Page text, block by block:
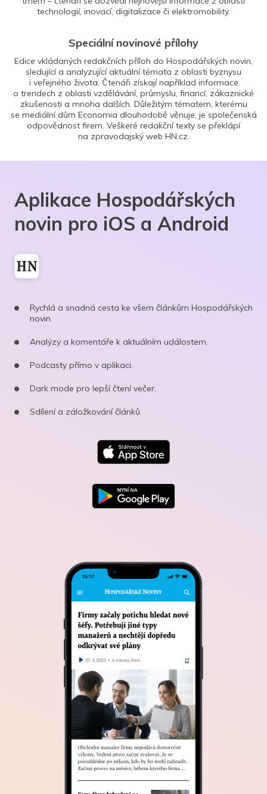
technologií, inovací, digitalizace či elektromobility.
Speciální novinové přílohy
Edice vkládaných redakčních příloh do Hospodářských novin,
sledující a analyzující aktuální témata z oblasti byznysu
i veřejného života. Čtenáři získají například informace
o trendech z oblasti vzdělávání, průmyslu, financí, zákaznické
zkušenosti a mnoha dalších. Důležitým tématem, kterému
se mediální dům Economia dlouhodobě věnuje, je společenská
odpovědnost firem. Veškeré redakční texty se překlápí
na zpravodajský web HN.cz.
Aplikace Hospodářských
novin pro iOS a Android
Rychlá a snadná cesta ke všem článkům Hospodářských
novin.
Analýzy a komentáře k aktuálním událostem.
Podcasty přímo v aplikaci.
Dark mode pro lepší čtení večer.
Sdílení a záložkování článků.